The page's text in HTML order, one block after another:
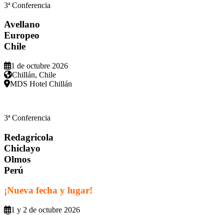
3ª Conferencia
Avellano
Europeo
Chile
1 de octubre 2026
Chillán, Chile
MDS Hotel Chillán
3ª Conferencia
Redagrícola
Chiclayo
Olmos
Perú
¡Nueva fecha y lugar!
1 y 2 de octubre 2026